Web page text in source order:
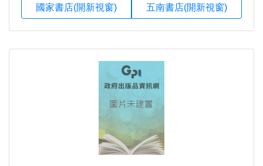
國家書店(開新視窗) 五南書店(開新視窗)